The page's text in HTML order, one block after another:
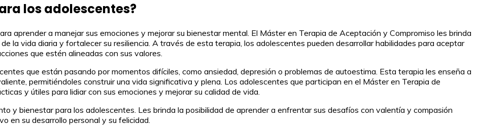
los adolescentes?
aprender a manejar sus emociones y mejorar su bienestar mental. El Máster en Terapia de Aceptación y Compromiso les brinda
la vida diaria y fortalecer su resiliencia. A través de esta terapia, los adolescentes pueden desarrollar habilidades para aceptar
que estén alineadas con sus valores.
que están pasando por momentos difíciles, como ansiedad, depresión o problemas de autoestima. Esta terapia les enseña a
permitiéndoles construir una vida significativa y plena. Los adolescentes que participan en el Máster en Terapia de
y útiles para lidiar con sus emociones y mejorar su calidad de vida.
y bienestar para los adolescentes. Les brinda la posibilidad de aprender a enfrentar sus desafíos con valentía y compasión
en su desarrollo personal y su felicidad.